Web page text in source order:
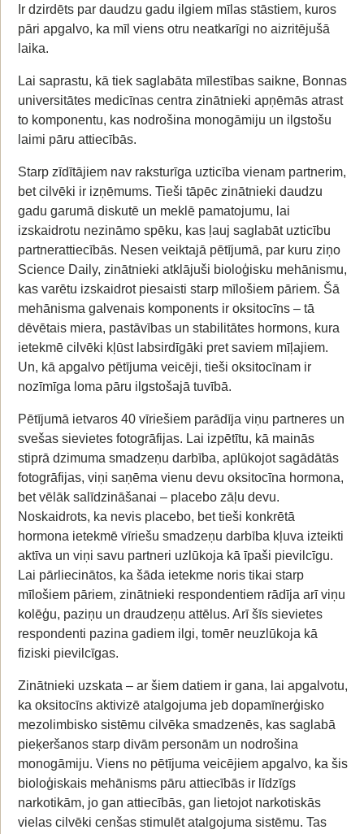
Ir dzirdēts par daudzu gadu ilgiem mīlas stāstiem, kuros
pāri apgalvo, ka mīl viens otru neatkarīgi no aizritējušā
laika.
Lai saprastu, kā tiek saglabāta mīlestības saikne, Bonnas
universitātes medicīnas centra zinātnieki apņēmās atrast
to komponentu, kas nodrošina monogāmiju un ilgstošu
laimi pāru attiecībās.
Starp zīdītājiem nav raksturīga uzticība vienam partnerim,
bet cilvēki ir izņēmums. Tieši tāpēc zinātnieki daudzu
gadu garumā diskutē un meklē pamatojumu, lai
izskaidrotu nezināmo spēku, kas ļauj saglabāt uzticību
partnerattiecībās. Nesen veiktajā pētījumā, par kuru ziņo
Science Daily, zinātnieki atklājuši bioloģisku mehānismu,
kas varētu izskaidrot piesaisti starp mīlošiem pāriem. Šā
mehānisma galvenais komponents ir oksitocīns – tā
dēvētais miera, pastāvības un stabilitātes hormons, kura
ietekmē cilvēki kļūst labsirdīgāki pret saviem mīļajiem.
Un, kā apgalvo pētījuma veicēji, tieši oksitocīnam ir
nozīmīga loma pāru ilgstošajā tuvībā.
Pētījumā ietvaros 40 vīriešiem parādīja viņu partneres un
svešas sievietes fotogrāfijas. Lai izpētītu, kā mainās
stiprā dzimuma smadzeņu darbība, aplūkojot sagādātās
fotogrāfijas, viņi saņēma vienu devu oksitocīna hormona,
bet vēlāk salīdzināšanai – placebo zāļu devu.
Noskaidrots, ka nevis placebo, bet tieši konkrētā
hormona ietekmē vīriešu smadzeņu darbība kļuva izteikti
aktīva un viņi savu partneri uzlūkoja kā īpaši pievilcīgu.
Lai pārliecinātos, ka šāda ietekme noris tikai starp
mīlošiem pāriem, zinātnieki respondentiem rādīja arī viņu
kolēģu, paziņu un draudzeņu attēlus. Arī šīs sievietes
respondenti pazina gadiem ilgi, tomēr neuzlūkoja kā
fiziski pievilcīgas.
Zinātnieki uzskata – ar šiem datiem ir gana, lai apgalvotu,
ka oksitocīns aktivizē atalgojuma jeb dopamīnerģisko
mezolimbisko sistēmu cilvēka smadzenēs, kas saglabā
pieķeršanos starp divām personām un nodrošina
monogāmiju. Viens no pētījuma veicējiem apgalvo, ka šis
bioloģiskais mehānisms pāru attiecībās ir līdzīgs
narkotikām, jo gan attiecībās, gan lietojot narkotiskās
vielas cilvēki cenšas stimulēt atalgojuma sistēmu. Tas